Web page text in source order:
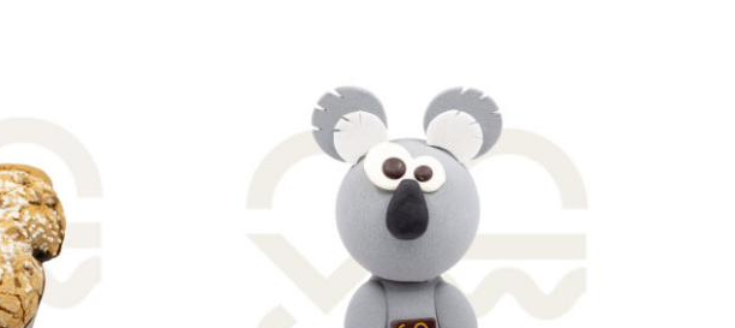
QUICK VIEW AGGIUNGI AL CARRELLO QUICK VIEW